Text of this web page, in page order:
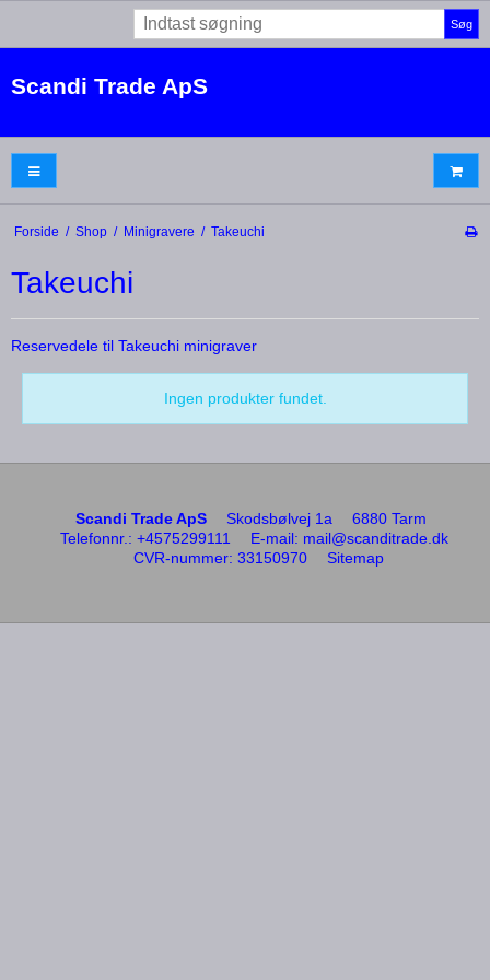
Søg
Scandi Trade ApS
Forside / Shop / Minigravere / Takeuchi
Takeuchi
Reservedele til Takeuchi minigraver
Ingen produkter fundet.
Scandi Trade ApS Skodsbølvej 1a
6880 Tarm
Telefonnr. : +4575299111 E-mail: mail@scanditrade.dk
CVR-nummer: 33150970 Sitemap